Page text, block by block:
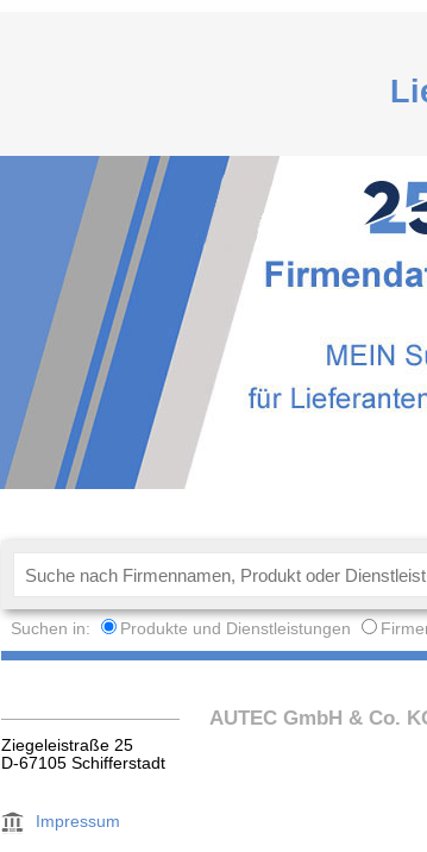
Suchen in: Produkte und Dienstleistungen
AUTEC GmbH & Co.
Ziegeleistraße 25
D-67105 Schifferstadt
Impressum